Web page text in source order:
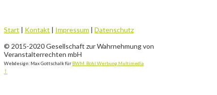
Start | Kontakt | Impressum | Datenschutz
© 2015-2020 Gesellschaft zur Wahrnehmung von
Veranstalterrechten mbH
Webdesign: Max Gottschalk für BWM: Bohl Werbung.Multimedia
↑